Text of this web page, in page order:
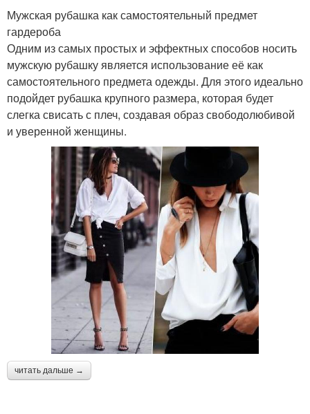
Мужская рубашка как самостоятельный предмет
гардероба
Одним из самых простых и эффектных способов носить
мужскую рубашку является использование её как
самостоятельного предмета одежды. Для этого идеально
подойдет рубашка крупного размера, которая будет
слегка свисать с плеч, создавая образ свободолюбивой
и уверенной женщины.
читать дальше →